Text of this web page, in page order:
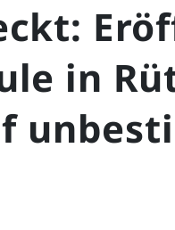
in